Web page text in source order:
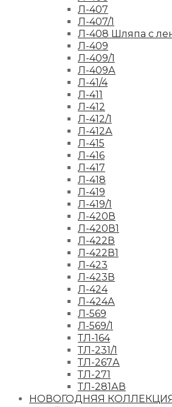
Л-407
Л-407/1
Л-408 Шляпа с
Л-409
Л-409/1
Л-409А
Л-41/4
Л-411
Л-412
Л-412/1
Л-412А
Л-415
Л-416
Л-417
Л-418
Л-419
Л-419/1
Л-420В
Л-420В1
Л-422В
Л-422В1
Л-423
Л-423В
Л-424
Л-424А
Л-569
Л-569/1
ТЛ-164
ТЛ-231/1
ТЛ-267А
ТЛ-271
ТЛ-281АВ
НОВОГОДНЯЯ